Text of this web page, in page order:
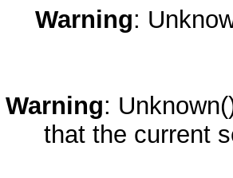
Warning:
Warning:
that the current